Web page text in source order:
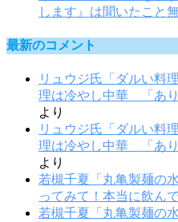
します』は聞いたこと無
最新のコメント
リュウジ氏「ダルい料
理は冷やし中華 「あり
より
リュウジ氏「ダルい料
理は冷やし中華 「あり
より
若槻千夏「丸亀製麺の
ってみて！本当に飲ん
若槻千夏「丸亀製麺の